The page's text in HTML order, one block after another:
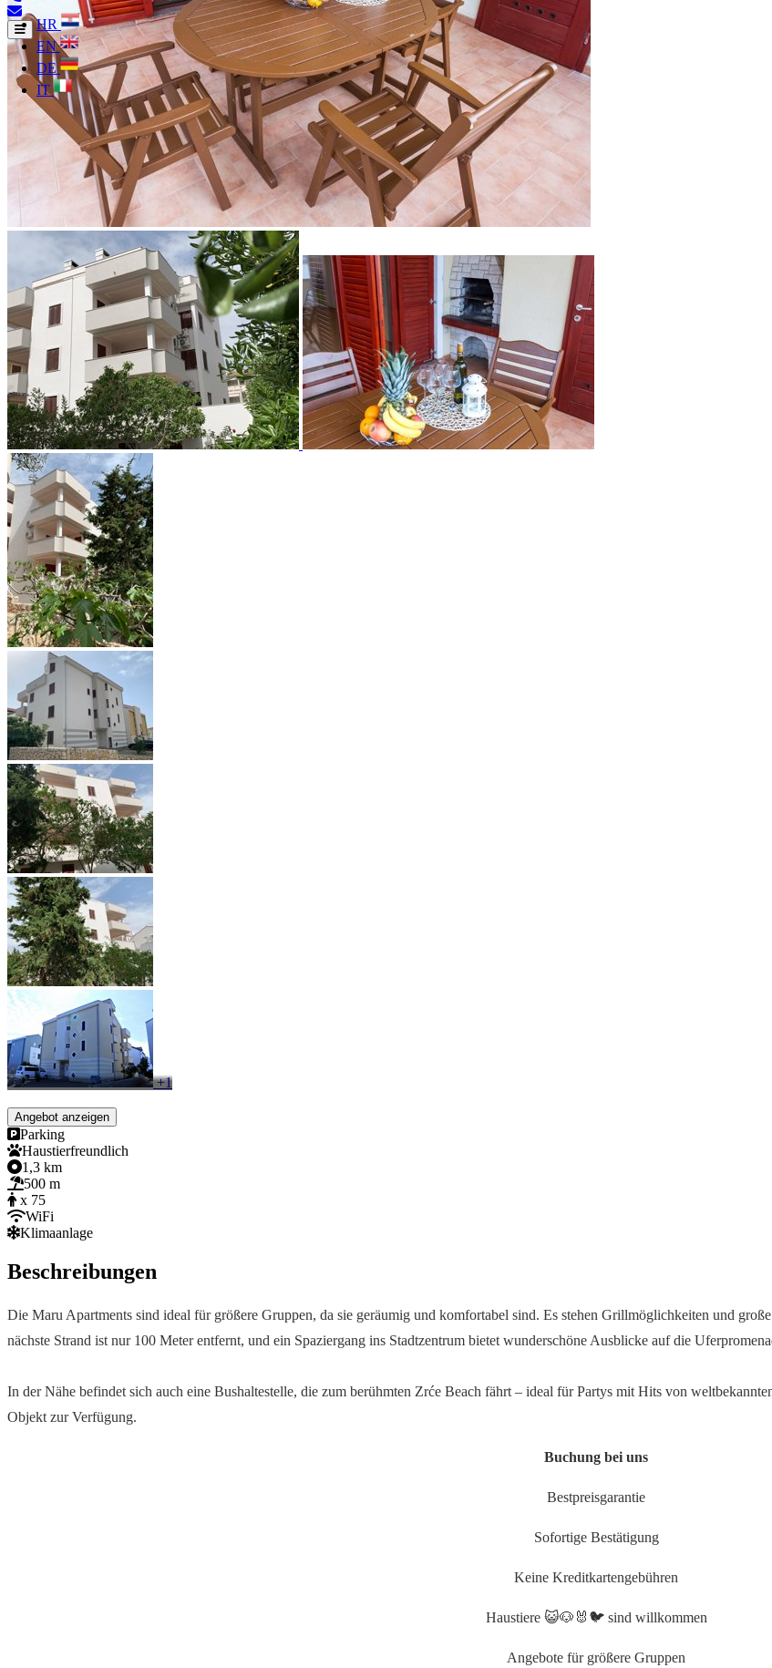
HR
EN
DE
IT
+1
Angebot anzeigen
Parking
Haustierfreundlich
1,3 km
500 m
x 75
WiFi
Klimaanlage
Beschreibungen
Die Maru Apartments sind ideal für größere Gruppen, da sie geräumig und komfortabel sind. Es stehen Grillmöglichkeiten und
nächste Strand ist nur 100 Meter entfernt, und ein Spaziergang ins Stadtzentrum bietet wunderschöne Ausblicke auf die
In der Nähe befindet sich auch eine Bushaltestelle, die zum berühmten Zrće Beach fährt – ideal für Partys mit Hits von
Objekt zur Verfügung.
Buchung bei uns
Bestpreisgarantie
Sofortige Bestätigung
Keine Kreditkartengebühren
Haustiere 😺🐶🐰🐦 sind willkommen
Angebote für größere Gruppen